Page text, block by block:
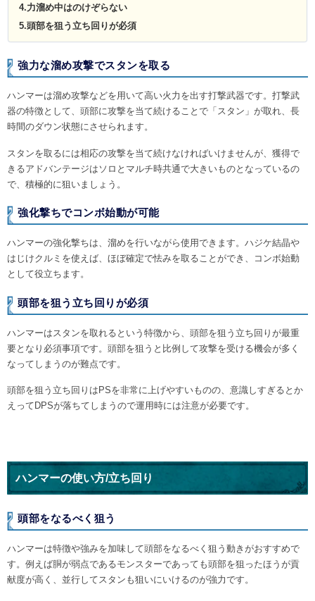
4.力溜め中はのけぞらない
5.頭部を狙う立ち回りが必須
強力な溜め攻撃でスタンを取る
ハンマーは溜め攻撃などを用いて高い火力を出す打撃武器です。打撃武
器の特徴として、頭部に攻撃を当て続けることで「スタン」が取れ、長
時間のダウン状態にさせられます。
スタンを取るには相応の攻撃を当て続けなければいけませんが、獲得で
きるアドバンテージはソロとマルチ時共通で大きいものとなっているの
で、積極的に狙いましょう。
強化撃ちでコンボ始動が可能
ハンマーの強化撃ちは、溜めを行いながら使用できます。ハジケ結晶や
はじけクルミを使えば、ほぼ確定で怯みを取ることができ、コンボ始動
として役立ちます。
頭部を狙う立ち回りが必須
ハンマーはスタンを取れるという特徴から、頭部を狙う立ち回りが最重
要となり必須事項です。頭部を狙うと比例して攻撃を受ける機会が多く
なってしまうのが難点です。
頭部を狙う立ち回りはPSを非常に上げやすいものの、意識しすぎるとか
えってDPSが落ちてしまうので運用時には注意が必要です。
ハンマーの使い方/立ち回り
頭部をなるべく狙う
ハンマーは特徴や強みを加味して頭部をなるべく狙う動きがおすすめで
す。例えば胴が弱点であるモンスターであっても頭部を狙ったほうが貢
献度が高く、並行してスタンも狙いにいけるのが強力です。